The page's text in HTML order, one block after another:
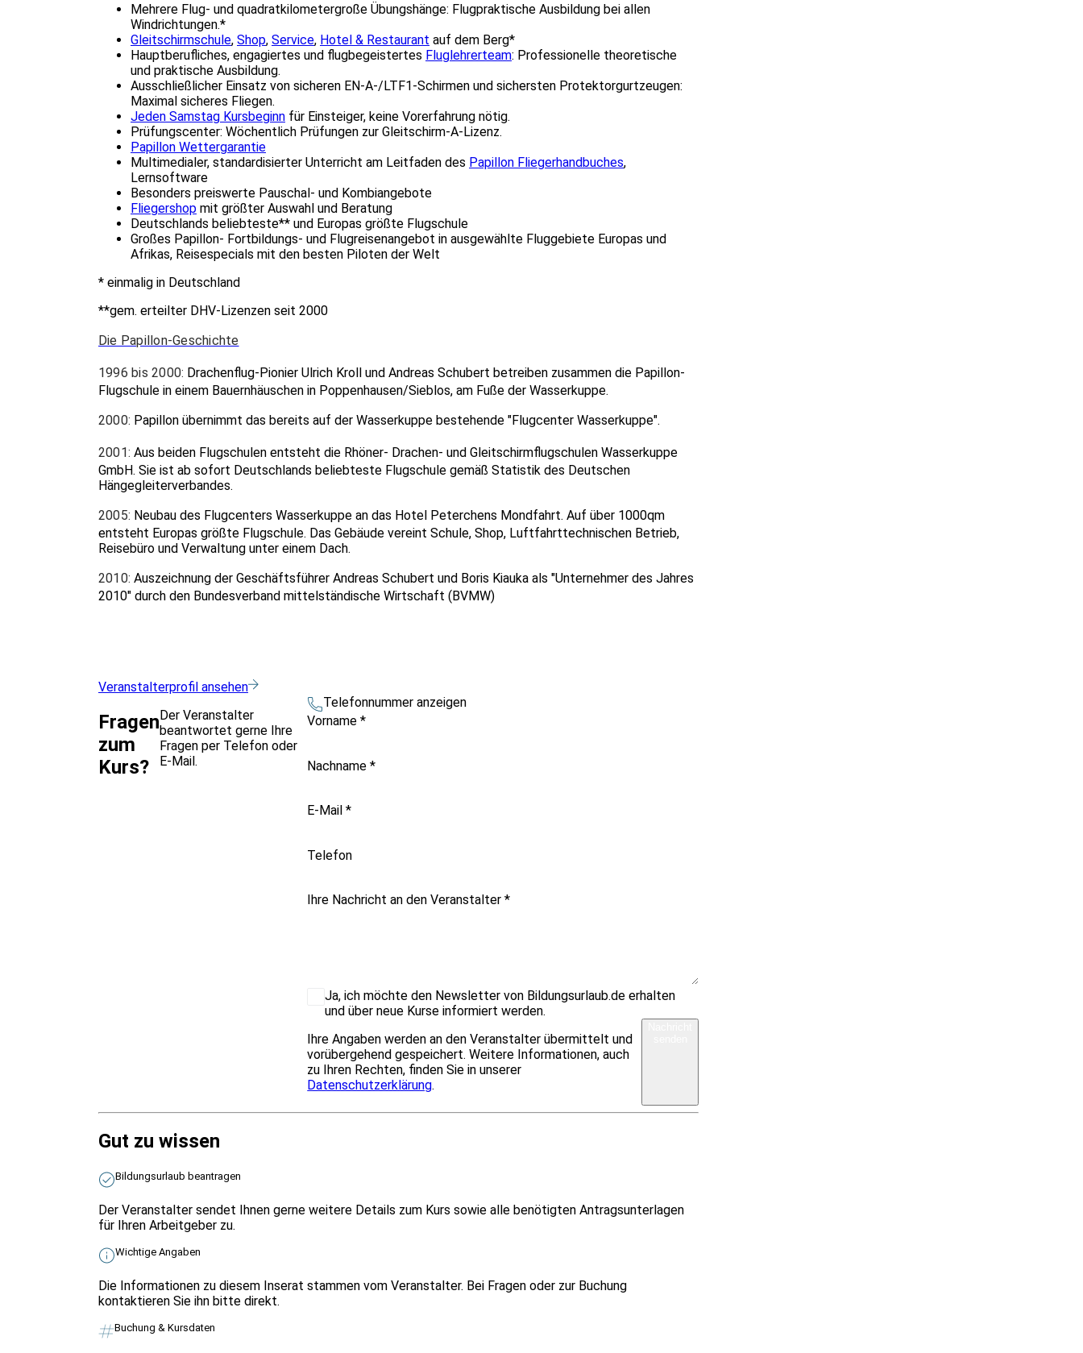
Mehrere Flug- und quadratkilometergroße Übungshänge: Flugpraktische Ausbildung bei allen
Windrichtungen.*
Gleitschirmschule, Shop, Service, Hotel & Restaurant auf dem Berg*
Hauptberufliches, engagiertes und flugbegeistertes Fluglehrerteam: Professionelle theoretische
und praktische Ausbildung.
Ausschließlicher Einsatz von sicheren EN-A-/LTF1-Schirmen und sichersten Protektorgurtzeugen:
Maximal sicheres Fliegen.
Jeden Samstag Kursbeginn für Einsteiger, keine Vorerfahrung nötig.
Prüfungscenter: Wöchentlich Prüfungen zur Gleitschirm-A-Lizenz.
Papillon Wettergarantie
Multimedialer, standardisierter Unterricht am Leitfaden des Papillon Fliegerhandbuches,
Lernsoftware
Besonders preiswerte Pauschal- und Kombiangebote
Fliegershop mit größter Auswahl und Beratung
Deutschlands beliebteste** und Europas größte Flugschule
Großes Papillon- Fortbildungs- und Flugreisenangebot in ausgewählte Fluggebiete Europas und
Afrikas, Reisespecials mit den besten Piloten der Welt
* einmalig in Deutschland
**gem. erteilter DHV-Lizenzen seit 2000
Die Papillon-Geschichte
1996 bis 2000: Drachenflug-Pionier Ulrich Kroll und Andreas Schubert betreiben zusammen die Papillon-
Flugschule in einem Bauernhäuschen in Poppenhausen/Sieblos, am Fuße der Wasserkuppe.
2000: Papillon übernimmt das bereits auf der Wasserkuppe bestehende "Flugcenter Wasserkuppe".
2001: Aus beiden Flugschulen entsteht die Rhöner- Drachen- und Gleitschirmflugschulen Wasserkuppe
GmbH. Sie ist ab sofort Deutschlands beliebteste Flugschule gemäß Statistik des Deutschen
Hängegleiterverbandes.
2005: Neubau des Flugcenters Wasserkuppe an das Hotel Peterchens Mondfahrt. Auf über 1000qm
entsteht Europas größte Flugschule. Das Gebäude vereint Schule, Shop, Luftfahrttechnischen Betrieb,
Reisebüro und Verwaltung unter einem Dach.
2010:Auszeichnung der Geschäftsführer Andreas Schubert und Boris Kiauka als "Unternehmer des Jahres
2010" durch den Bundesverband mittelständische Wirtschaft (BVMW)
Veranstalterprofil ansehen
Fragen
zum
Kurs?
Der Veranstalter
beantwortet gerne Ihre
Fragen per Telefon oder
E-Mail.
Telefonnummer anzeigen
Vorname*
Nachname*
E-Mail*
Telefon
Ihre Nachricht an den Veranstalter*
Ja, ich möchte den Newsletter von Bildungsurlaub.de erhalten
und über neue Kurse informiert werden.
Ihre Angaben werden an den Veranstalter übermittelt und
vorübergehend gespeichert. Weitere Informationen, auch
zu Ihren Rechten, finden Sie in unserer
Datenschutzerklärung.
Gut zu wissen
Bildungsurlaub beantragen
Der Veranstalter sendet Ihnen gerne weitere Details zum Kurs sowie alle benötigten Antragsunterlagen
für Ihren Arbeitgeber zu.
Wichtige Angaben
Die Informationen zu diesem Inserat stammen vom Veranstalter. Bei Fragen oder zur Buchung
kontaktieren Sie ihn bitte direkt.
Buchung & Kursdaten